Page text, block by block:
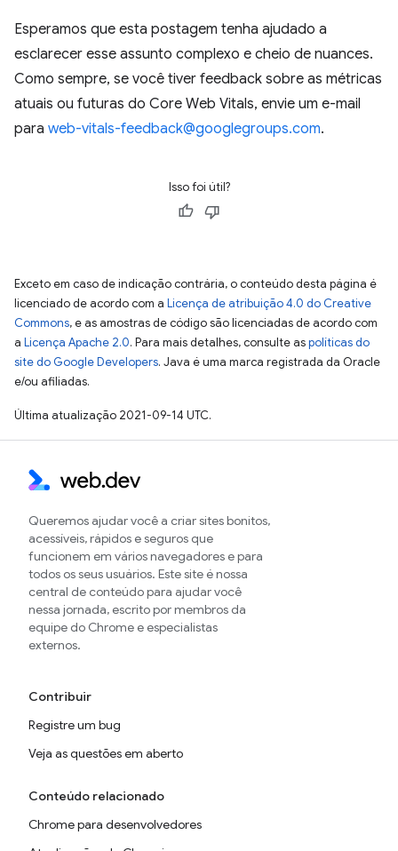
Esperamos que esta postagem tenha ajudado a
esclarecer esse assunto complexo e cheio de nuances.
Como sempre, se você tiver feedback sobre as métricas
atuais ou futuras do Core Web Vitals, envie um e-mail
para web-vitals-feedback@googlegroups.com.
Isso foi útil?
Exceto em caso de indicação contrária, o conteúdo desta página é
licenciado de acordo com a Licença de atribuição 4.0 do Creative
Commons, e as amostras de código são licenciadas de acordo com
a Licença Apache 2.0. Para mais detalhes, consulte aspolíticas do
site do Google Developers. Java é uma marca registrada da Oracle
e/ou afiliadas.
Última atualização 2021-09-14 UTC.
Queremos ajudar você a criar sites bonitos,
acessíveis, rápidos e seguros que
funcionem em vários navegadores e para
todos os seus usuários. Este site é nossa
central de conteúdo para ajudar você
nessa jornada, escrito por membros da
equipe do Chrome e especialistas
externos.
Contribuir
Registre um bug
Veja as questões em aberto
Conteúdo relacionado
Chrome para desenvolvedores